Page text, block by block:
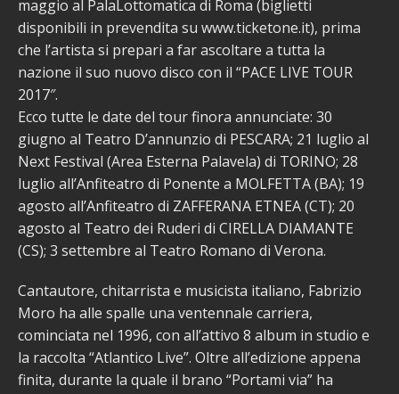
maggio al PalaLottomatica di Roma (biglietti
disponibili in prevendita su www.ticketone.it), prima
che l’artista si prepari a far ascoltare a tutta la
nazione il suo nuovo disco con il “PACE LIVE TOUR
2017″.
Ecco tutte le date del tour finora annunciate: 30
giugno al Teatro D’annunzio di PESCARA; 21 luglio al
Next Festival (Area Esterna Palavela) di TORINO; 28
luglio all’Anfiteatro di Ponente a MOLFETTA (BA); 19
agosto all’Anfiteatro di ZAFFERANA ETNEA (CT); 20
agosto al Teatro dei Ruderi di CIRELLA DIAMANTE
(CS); 3 settembre al Teatro Romano di Verona.
Cantautore, chitarrista e musicista italiano, Fabrizio
Moro ha alle spalle una ventennale carriera,
cominciata nel 1996, con all’attivo 8 album in studio e
la raccolta “Atlantico Live”. Oltre all’edizione appena
finita, durante la quale il brano “Portami via” ha